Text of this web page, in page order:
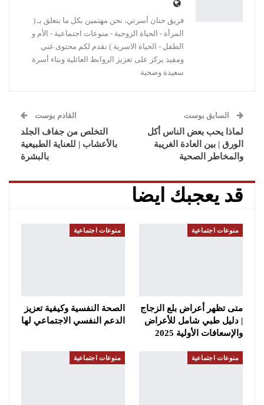
فريق حنان أسرتي، نحن مهتمين بكل ما يتعلق بـ (
المرأة - الحياة الزوجية - منوعات اجتماعية - الأم و
الطفل - الحياة الاسرية ) نقدم لكم محتوى غني
ومفيد يركز على تعزيز الروابط العائلية وبناء أسرة
سعيدة وصحية
السابق بوست
لماذا يحب بعض الناس أكل
الورق | بين العادة الغريبة
والمخاطر الصحية
القادم بوست
التخلص من جفاف الجلد
بالأعشاب | للعناية الطبيعية
بالبشرة
قد يعجبك ايضا
منوعات اجتماعية
متى تظهر أعراض بلع الزجاج
| دليل طبي شامل للأعراض
والإسعافات الأولية 2025
منوعات اجتماعية
الصحة النفسية وكيفية تعزيز
الدعم النفسي الاجتماعي لها
منوعات اجتماعية منوعات اجتماعية